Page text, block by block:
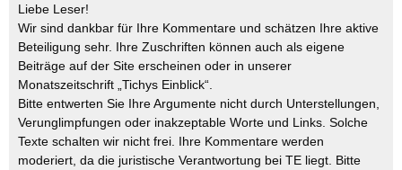
Liebe Leser!
Wir sind dankbar für Ihre Kommentare und schätzen Ihre aktive
Beteiligung sehr. Ihre Zuschriften können auch als eigene
Beiträge auf der Site erscheinen oder in unserer
Monatszeitschrift „Tichys Einblick“.
Bitte entwerten Sie Ihre Argumente nicht durch Unterstellungen,
Verunglimpfungen oder inakzeptable Worte und Links. Solche
Texte schalten wir nicht frei. Ihre Kommentare werden
moderiert, da die juristische Verantwortung bei TE liegt. Bitte